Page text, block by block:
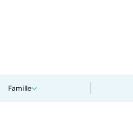
Famille